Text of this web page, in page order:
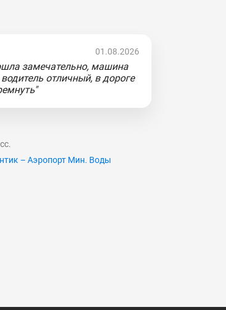
01.08.2026
замечательно, машина
отличный, в дороге
– Аэропорт Мин. Воды